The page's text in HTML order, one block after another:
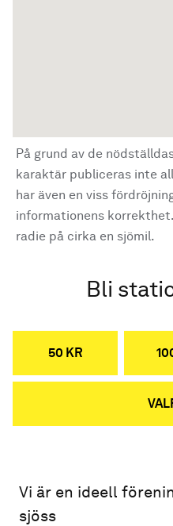
På grund av de
karaktär publiceras inte
har även en viss
informationens
radie på cirka en sjömil.
Bli
50 KR
Vi är en ideell
sjöss